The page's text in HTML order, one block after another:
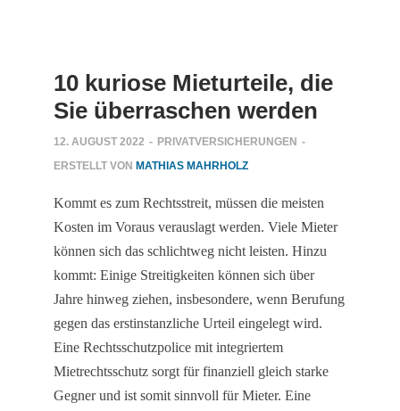
10 kuriose Mieturteile, die
Sie überraschen werden
12. AUGUST 2022 - PRIVATVERSICHERUNGEN -
ERSTELLT VON MATHIAS MAHRHOLZ
Kommt es zum Rechtsstreit, müssen die meisten
Kosten im Voraus verauslagt werden. Viele Mieter
können sich das schlichtweg nicht leisten. Hinzu
kommt: Einige Streitigkeiten können sich über
Jahre hinweg ziehen, insbesondere, wenn Berufung
gegen das erstinstanzliche Urteil eingelegt wird.
Eine Rechtsschutzpolice mit integriertem
Mietrechtsschutz sorgt für finanziell gleich starke
Gegner und ist somit sinnvoll für Mieter. Eine